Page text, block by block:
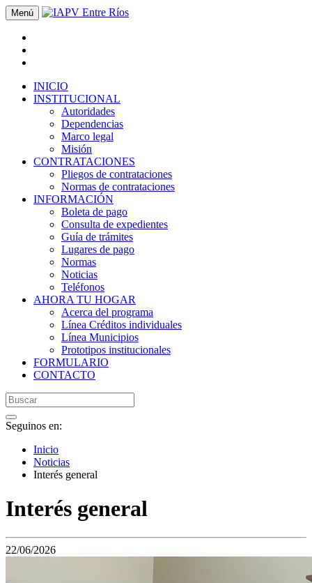
Menú
INICIO
INSTITUCIONAL
Autoridades
Dependencias
Marco legal
Misión
CONTRATACIONES
Pliegos de contrataciones
Normas de contrataciones
INFORMACIÓN
Boleta de pago
Consulta de expedientes
Guía de trámites
Lugares de pago
Normas
Noticias
Teléfonos
AHORA TU HOGAR
Acerca del programa
Línea Créditos individuales
Línea Municipios
Prototipos institucionales
FORMULARIO
CONTACTO
Seguinos en:
Inicio
Noticias
Interés general
Interés general
22/06/2026